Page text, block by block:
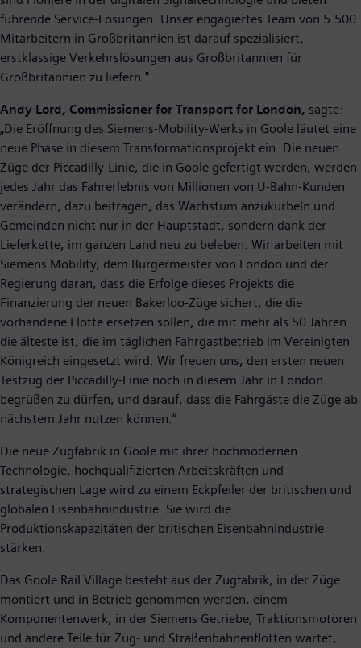
führende Service-Lösungen. Unser engagiertes Team von 5.500
Mitarbeitern in Großbritannien ist darauf spezialisiert,
erstklassige Verkehrslösungen aus Großbritannien für
Großbritannien zu liefern."
Andy Lord, Commissioner for Transport for London, sagte:
„Die Eröffnung des Siemens-Mobility-Werks in Goole läutet eine
neue Phase in diesem Transformationsprojekt ein. Die neuen
Züge der Piccadilly-Linie, die in Goole gefertigt werden, werden
jedes Jahr das Fahrerlebnis von Millionen von U-Bahn-Kunden
verändern, dazu beitragen, das Wachstum anzukurbeln und
Gemeinden nicht nur in der Hauptstadt, sondern dank der
Lieferkette, im ganzen Land neu zu beleben. Wir arbeiten mit
Siemens Mobility, dem Bürgermeister von London und der
Regierung daran, dass die Erfolge dieses Projekts die
Finanzierung der neuen Bakerloo-Züge sichert, die die
vorhandene Flotte ersetzen sollen, die mit mehr als 50 Jahren
die älteste ist, die im täglichen Fahrgastbetrieb im Vereinigten
Königreich eingesetzt wird. Wir freuen uns, den ersten neuen
Testzug der Piccadilly-Linie noch in diesem Jahr in London
begrüßen zu dürfen, und darauf, dass die Fahrgäste die Züge ab
nächstem Jahr nutzen können.“
Die neue Zugfabrik in Goole mit ihrer hochmodernen
Technologie, hochqualifizierten Arbeitskräften und
strategischen Lage wird zu einem Eckpfeiler der britischen und
globalen Eisenbahnindustrie. Sie wird die
Produktionskapazitäten der britischen Eisenbahnindustrie
stärken.
Das Goole Rail Village besteht aus der Zugfabrik, in der Züge
montiert und in Betrieb genommen werden, einem
Komponentenwerk, in der Siemens Getriebe, Traktionsmotoren
und andere Teile für Zug- und Straßenbahnenflotten wartet,